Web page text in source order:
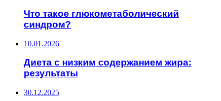
Что такое глюкометаболический
синдром?
10.01.2026
Диета с низким содержанием жира:
результаты
30.12.2025